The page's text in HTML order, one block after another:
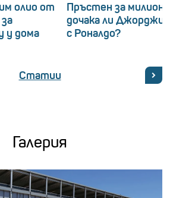
олио от
у дома
Пръстен за
дочака ли
с Роналдо?
Статии
Галерия